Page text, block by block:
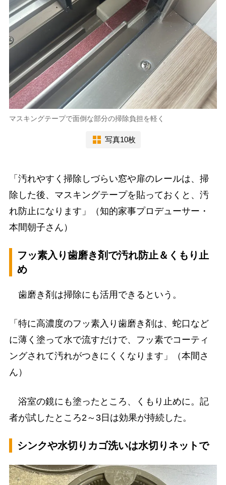
マスキングテープで面倒な部分の掃除負担を軽く
写真10枚
「汚れやすく掃除しづらい窓や扉のレールは、掃
除した後、マスキングテープを貼っておくと、汚
れ防止になります」（知的家事プロデューサー・
本間朝子さん）
フッ素入り歯磨き剤で汚れ防止＆くもり止
め
歯磨き剤は掃除にも活用できるという。
「特に高濃度のフッ素入り歯磨き剤は、蛇口など
に薄く塗って水で流すだけで、フッ素でコーティ
ングされて汚れがつきにくくなります」（本間さ
ん）
浴室の鏡にも塗ったところ、くもり止めに。記
者が試したところ2～3日は効果が持続した。
シンクや水切りカゴ洗いは水切りネットで